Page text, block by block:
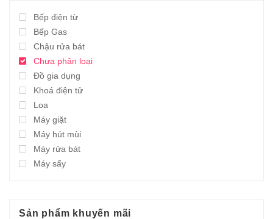
Bếp điện từ
Bếp Gas
Chậu rửa bát
Chưa phân loại
Đồ gia dụng
Khoá điện tử
Loa
Máy giặt
Máy hút mùi
Máy rửa bát
Máy sấy
Sản phẩm khuyến mãi